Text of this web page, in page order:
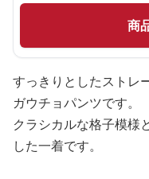
商
すっきりとしたストレ
ガウチョパンツです。
クラシカルな格子模様
した一着です。